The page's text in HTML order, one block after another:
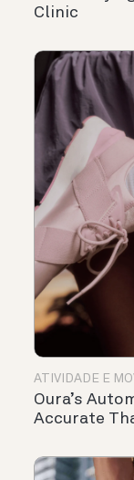
Clinic
ATIVIDADE E
Oura’s
Accurate